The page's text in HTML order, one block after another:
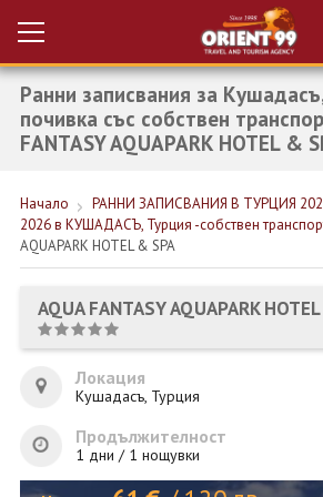
Вход за агенти
РАННИ ЗАПИСВАНИЯ ТУРЦИЯ
НОВА ГОДИНА ТУРЦИЯ
НОВА ГОДИНА
КРУИЗИ
ЕКЗОТИКА
ЕКСКУРЗИИ
Ранни записвания за
почивка със собствен
FANTASY AQUAPARK HOTEL &
Начало РАННИ ЗАПИСВАНИЯ В ТУРЦИЯ
2026 в КУШАДАСЪ, Турция -собствен
AQUAPARK HOTEL & SPA
AQUA FANTASY AQUAPARK
Локация
Кушадасъ, Турция
Продължителност
1 дни / 1 нощувки